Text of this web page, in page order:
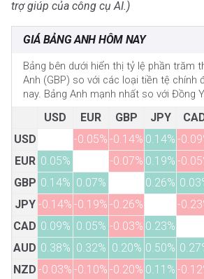
trợ giúp của công cụ AI.)
GIÁ BẢNG ANH HÔM NAY
Bảng bên dưới hiển thị tỷ lệ phần trăm
Anh (GBP) so với các loại tiền tệ chính
nay. Bảng Anh mạnh nhất so với Đồng
USD EUR GBP JPY
USD
-0.05% -0.14% 0.14% -
EUR 0.05% -0.07% 0.19% -
GBP 0.14% 0.07% 0.26%
JPY -0.14% -0.19% -0.26% -
CAD 0.09% 0.05% -0.03% 0.23%
AUD 0.38% 0.32% 0.20% 0.50%
NZD -0.03% -0.10% -0.20% 0.11% -